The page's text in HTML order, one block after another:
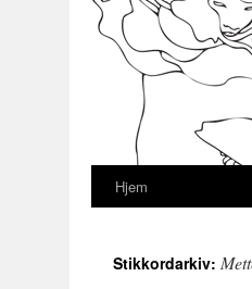
Hopp
innhold
Hjem
Stikkordarkiv: